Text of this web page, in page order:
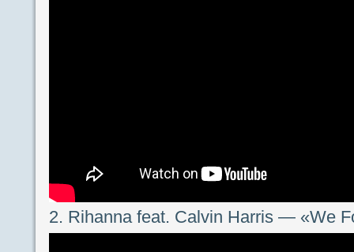
2. Rihanna feat. Calvin Harris — «We